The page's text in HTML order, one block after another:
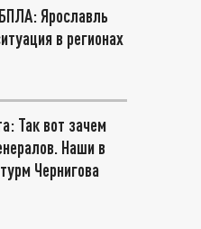
Ярославль
в регионах
Так вот зачем
Наши в
Чернигова